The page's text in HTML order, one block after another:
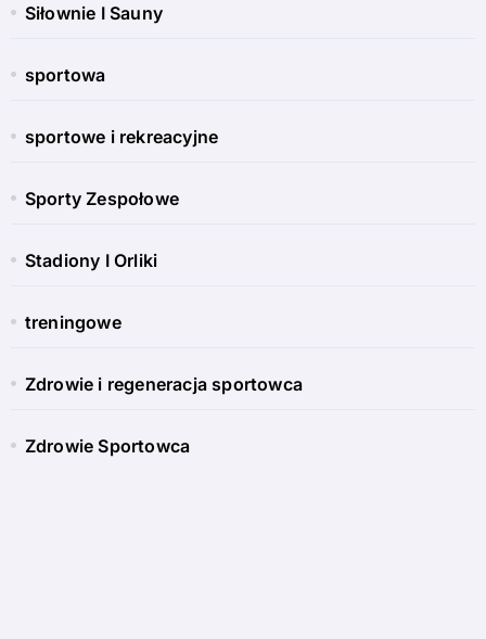
Siłownie I Sauny
sportowa
sportowe i rekreacyjne
Sporty Zespołowe
Stadiony I Orliki
treningowe
Zdrowie i regeneracja sportowca
Zdrowie Sportowca